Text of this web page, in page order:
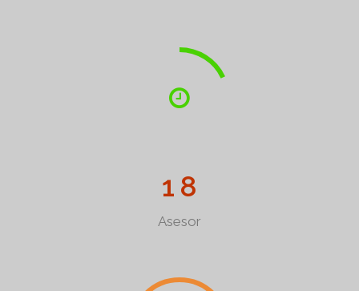
1 8
Asesor